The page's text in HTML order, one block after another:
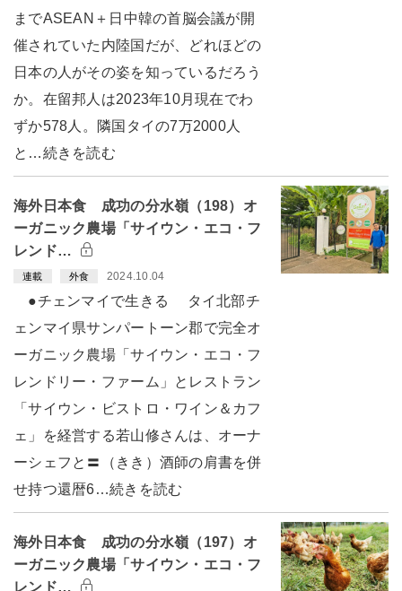
までASEAN＋日中韓の首脳会議が開
催されていた内陸国だが、どれほどの
日本の人がその姿を知っているだろう
か。在留邦人は2023年10月現在でわ
ずか578人。隣国タイの7万2000人
と…続きを読む
海外日本食 成功の分水嶺（198）オ
ーガニック農場「サイウン・エコ・フ
レンド…
連載 外食 2024.10.04
●チェンマイで生きる タイ北部チ
ェンマイ県サンパートーン郡で完全オ
ーガニック農場「サイウン・エコ・フ
レンドリー・ファーム」とレストラン
「サイウン・ビストロ・ワイン＆カフ
ェ」を経営する若山修さんは、オーナ
ーシェフと〓（きき）酒師の肩書を併
せ持つ還暦6…続きを読む
海外日本食 成功の分水嶺（197）オ
ーガニック農場「サイウン・エコ・フ
レンド…